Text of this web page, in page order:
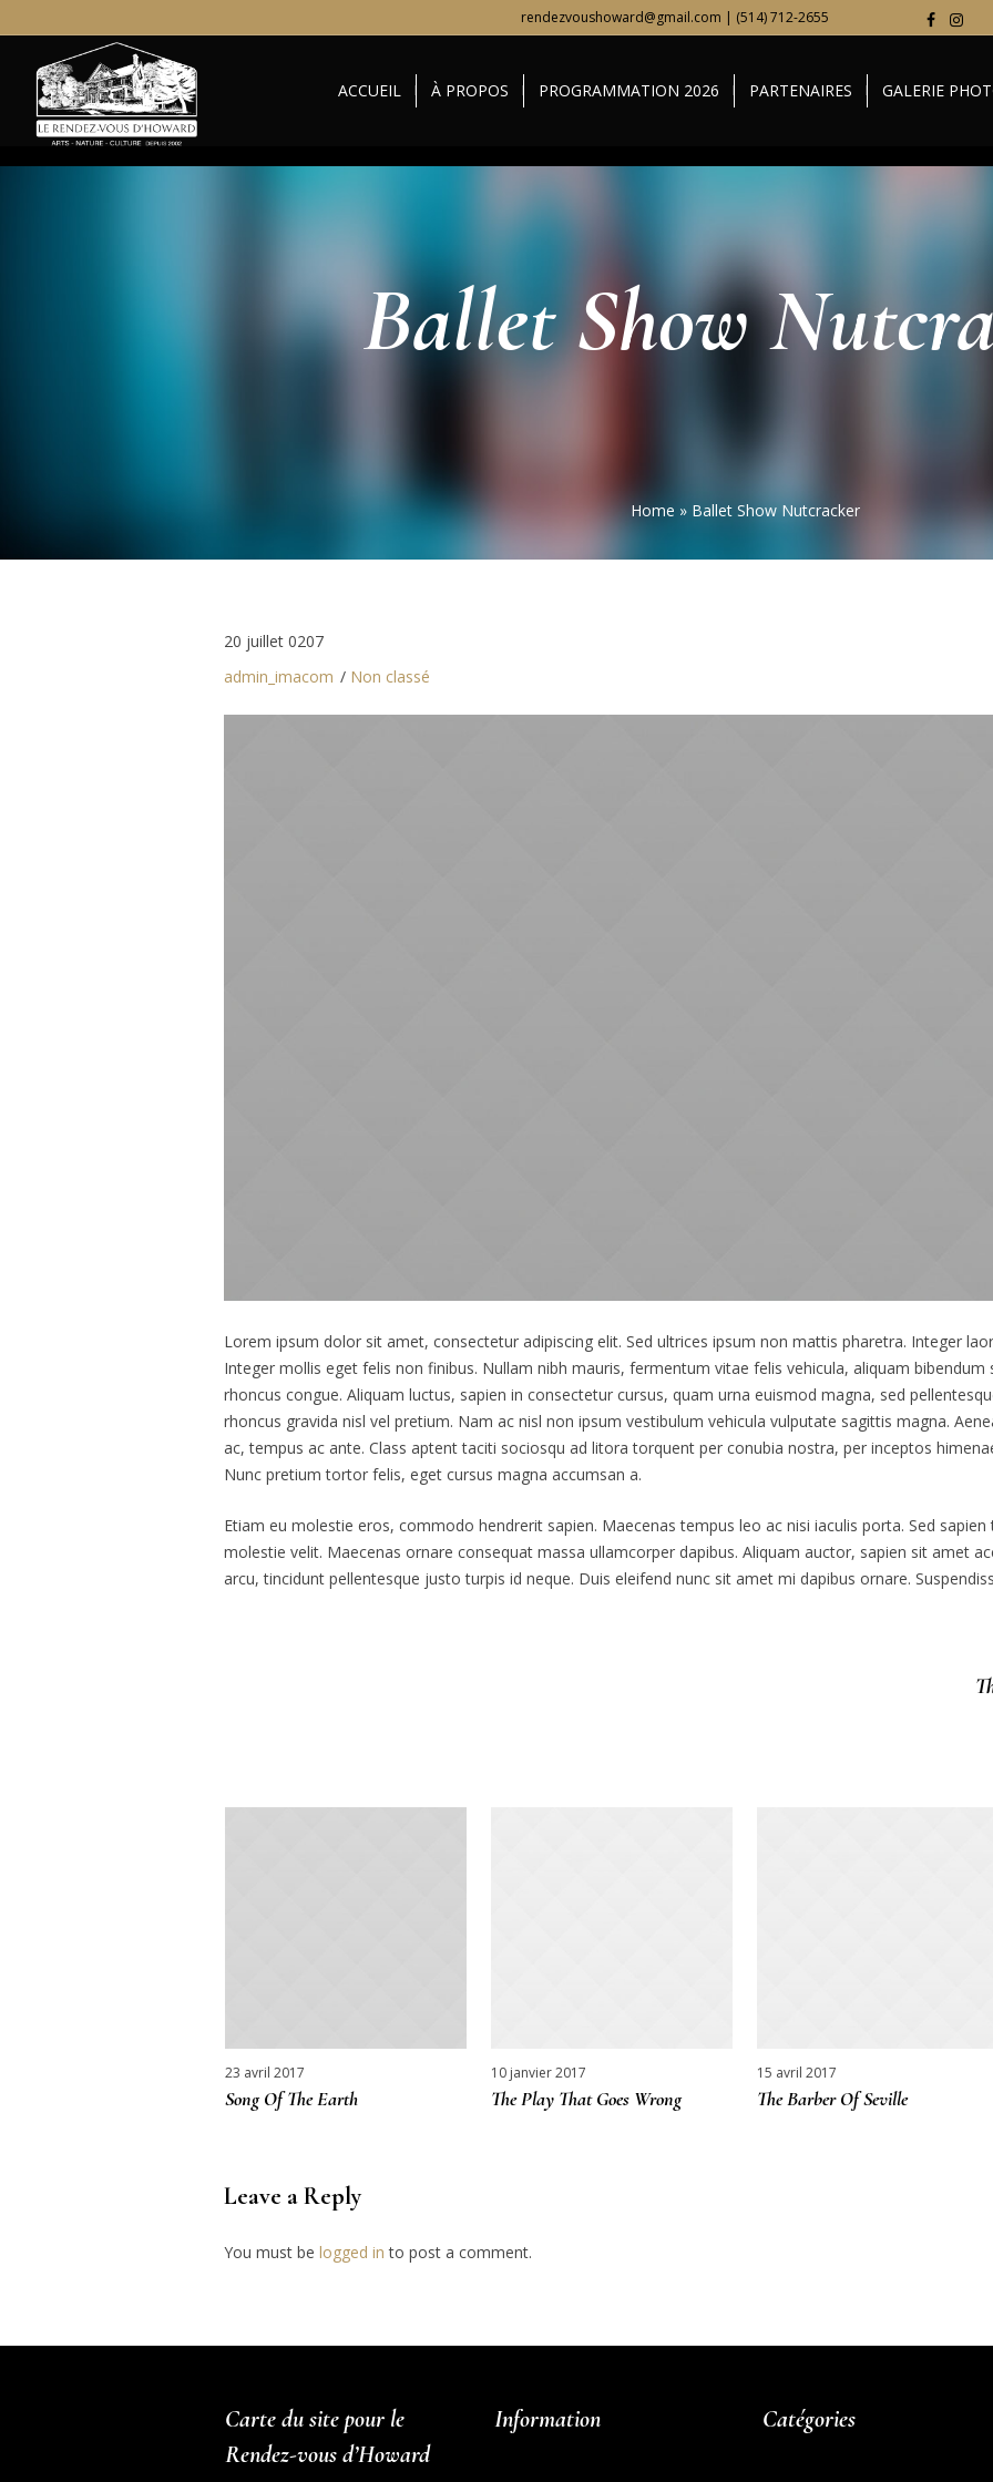
rendezvoushoward@gmail.com | (514) 712-2655
ACCUEIL À PROPOS PROGRAMMATION 2026 PARTENAIRES GALERIE
Ballet Show
Home » Ballet Show Nutcracker
20 juillet 0207
admin_imacom
Non classé
Lorem ipsum dolor sit amet, consectetur adipiscing elit. Sed ultrices ipsum non mattis pharetra. Integer
Integer mollis eget felis non finibus. Nullam nibh mauris, fermentum vitae felis vehicula, aliquam bibendum
rhoncus congue. Aliquam luctus, sapien in consectetur cursus, quam urna euismod magna, sed
rhoncus gravida nisl vel pretium. Nam ac nisl non ipsum vestibulum vehicula vulputate sagittis magna.
ac, tempus ac ante. Class aptent taciti sociosqu ad litora torquent per conubia nostra, per inceptos
Nunc pretium tortor felis, eget cursus magna accumsan a.
Etiam eu molestie eros, commodo hendrerit sapien. Maecenas tempus leo ac nisi iaculis porta. Sed
molestie velit. Maecenas ornare consequat massa ullamcorper dapibus. Aliquam auctor, sapien sit amet
arcu, tincidunt pellentesque justo turpis id neque. Duis eleifend nunc sit amet mi dapibus ornare.
23 avril 2017
Song Of The Earth
10 janvier 2017
The Play That Goes Wrong
15 avril 2017
The Barber Of Seville
Leave a Reply
You must be logged in to post a comment.
Carte du site pour le
Rendez-vous d’Howard
Information Catégories